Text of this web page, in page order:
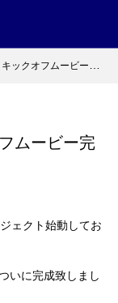
オフムービー完成！！
ムービー完
ェクト始動してお
いに完成致しまし